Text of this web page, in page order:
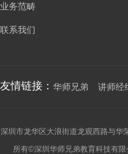
业务范畴
联系我们
友情链接： 华师兄弟 讲师经
深圳市龙华区大浪街道龙观西路与
所有©深圳华师兄弟教育科技有限